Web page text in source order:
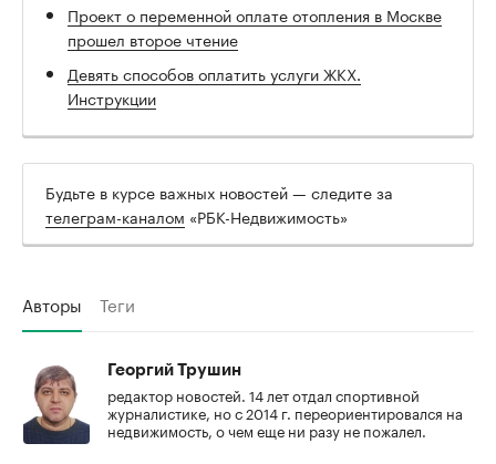
Проект о переменной оплате отопления в Москве
прошел второе чтение
Девять способов оплатить услуги ЖКХ.
Инструкции
Будьте в курсе важных новостей — следите за
телеграм-каналом «РБК-Недвижимость»
Авторы Теги
Георгий Трушин
редактор новостей. 14 лет отдал спортивной
журналистике, но с 2014 г. переориентировался на
недвижимость, о чем еще ни разу не пожалел.